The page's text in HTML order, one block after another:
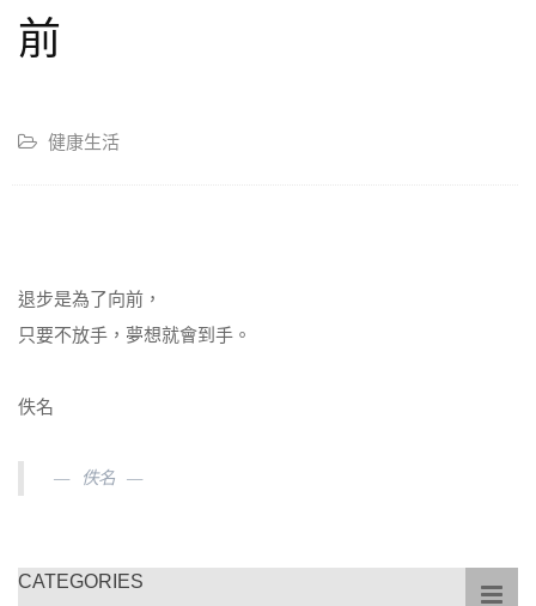
前
健康生活
退步是為了向前，
只要不放手，夢想就會到手。
佚名
佚名
CATEGORIES